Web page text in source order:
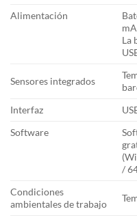
Alimentación
La
Sensores integrados
Interfaz
Software
/
Condiciones
ambientales de trabajo